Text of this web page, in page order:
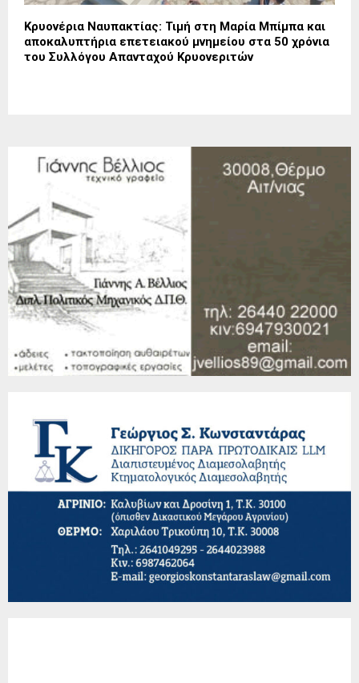
Κρυονέρια Ναυπακτίας: Τιμή στη Μαρία Μπίμπα και
αποκαλυπτήρια επετειακού μνημείου στα 50 χρόνια
του Συλλόγου Απανταχού Κρυονεριτών